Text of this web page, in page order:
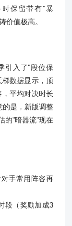
保留带有"暴
价值极高。
引入了"段位保
数据显示，顶
平均对决时长
的是，新版调整
的"暗器流"现在
手常用阵容再
段（奖励加成3